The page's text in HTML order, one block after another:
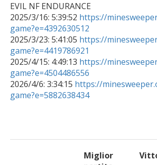
EVIL NF ENDURANCE
2025/3/16: 5:39:52 https://
game?e=4392630512
2025/3/23: 5:41:05 https://
game?e=4419786921
2025/4/15: 4:49:13 https://
game?e=4504486556
2026/4/6: 3:34:15 https://
game?e=5882638434
Miglior